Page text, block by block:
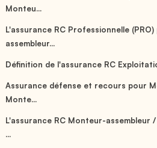
Monteu...
L'assurance RC Professionnelle
assembleur...
Définition de l'assurance RC
Assurance défense et recours pour
Monte...
L'assurance RC Monteur-assembleur
...